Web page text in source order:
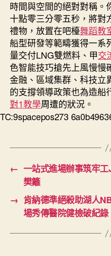
時間與空間的絕對對稱。
十點零三分零五秒，將對
禮物，放置在吧檯舞蹈教
船型研發等範疇獲得一系
量交付LNG雙燃料、甲交
色智能技巧搶先上風慢慢
金融、區域集群、科技立
的支撐領導政策也為造船
對1教學周遭的狀況。
TC:9spacepos273
← 一站式進場辦事筑牢
樊籬
→ 肯納德準絕殺助湖人
場秀傳醫院健檢破紀錄